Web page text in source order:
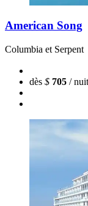
American Song
Columbia et Serpent
dès $ 705 / nuit